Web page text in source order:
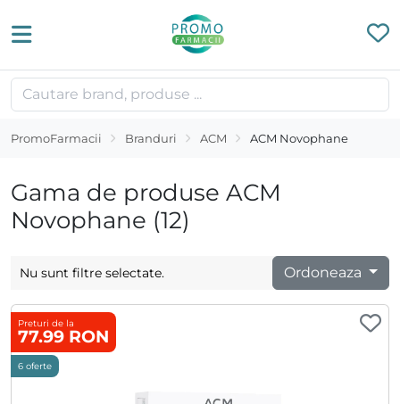
PromoFarmacii Branduri ACM ACM Novophane
Gama de produse ACM
Novophane (12)
Nu sunt filtre selectate. Ordoneaza
Preturi de la
77.99 RON
6 oferte